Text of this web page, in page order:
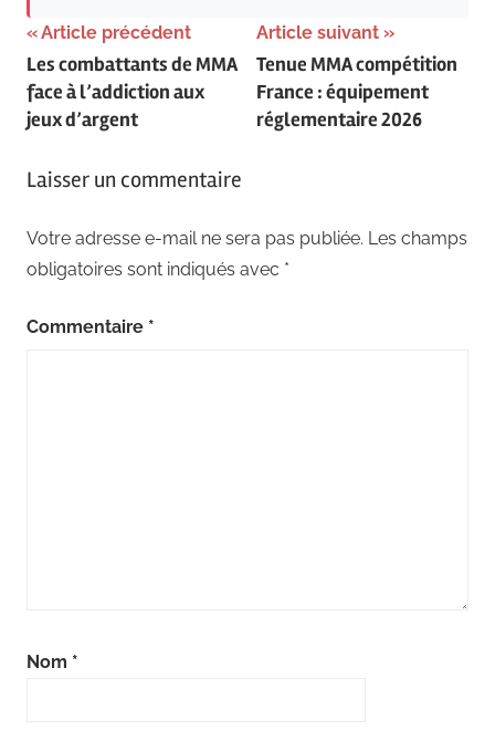
Navigation
de
l’article
Article précédent
Les combattants de MMA
face à l’addiction aux
jeux d’argent
Article suivant
Tenue MMA compétition
France : équipement
réglementaire 2026
Laisser un commentaire
Votre adresse e-mail ne sera pas publiée. Les champs
obligatoires sont indiqués avec *
Commentaire *
Nom *